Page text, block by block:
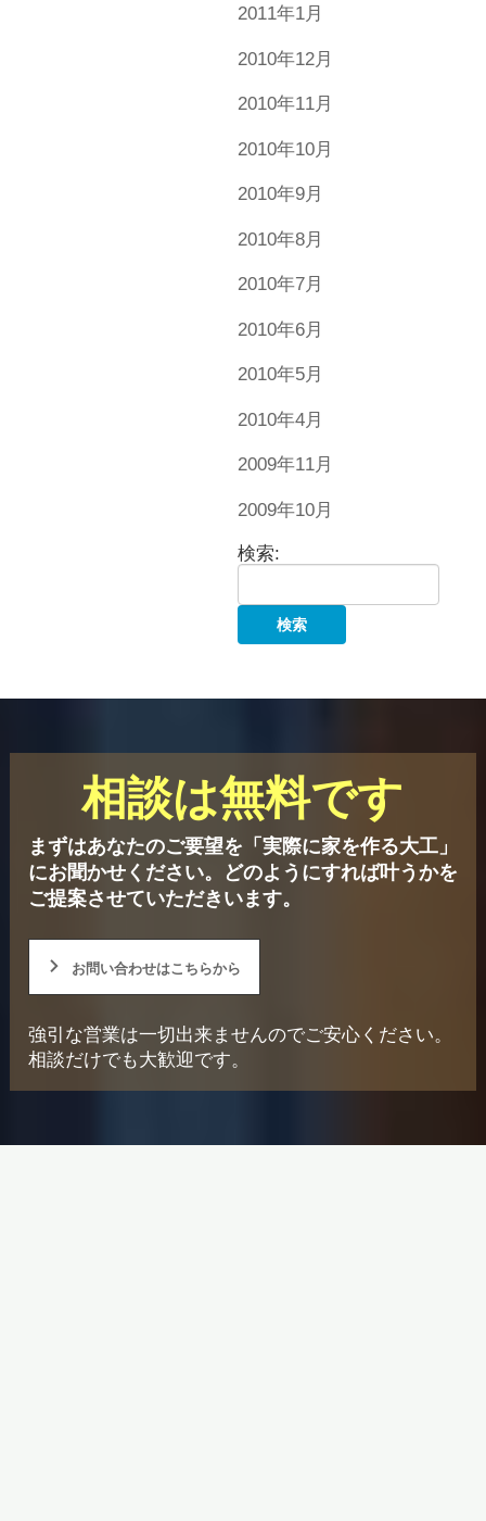
2011年1月
2010年12月
2010年11月
2010年10月
2010年9月
2010年8月
2010年7月
2010年6月
2010年5月
2010年4月
2009年11月
2009年10月
検索:
相談は無料です
まずはあなたのご要望を「実際に家を作る大工」
にお聞かせください。
どのようにすれば叶うかを
ご提案させていただきいます。
お問い合わせはこちらから
強引な営業は一切出来ませんのでご安心ください。
相談だけでも大歓迎です。